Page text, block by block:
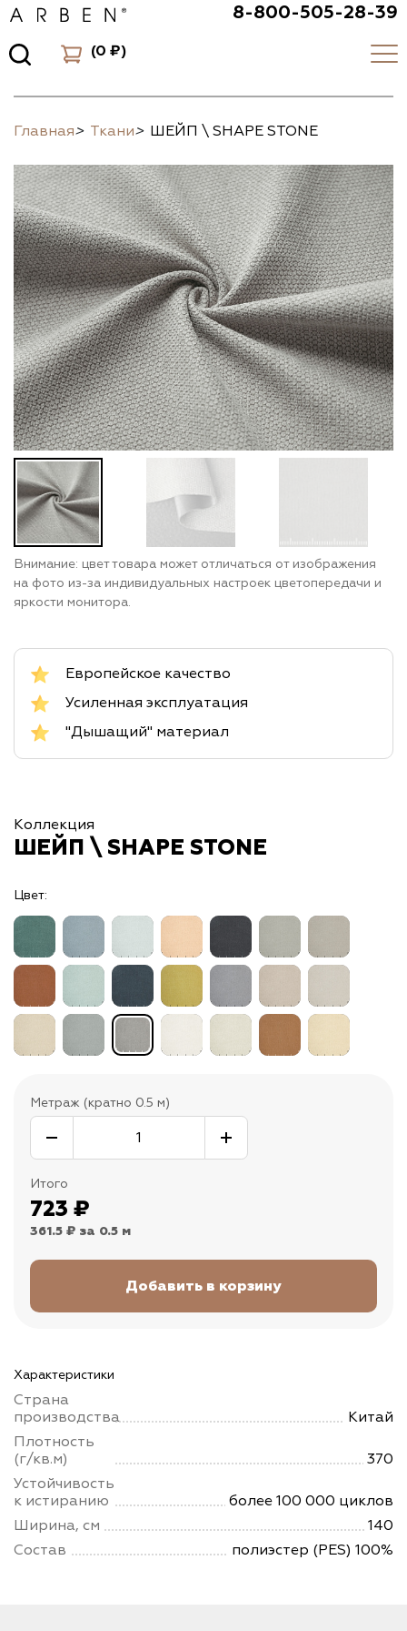
8-800-505-28-39
(0 ₽)
Главная> Ткани> ШЕЙП \ SHAPE STONE
Внимание: цвет товара может отличаться от изображения
на фото из-за индивидуальных настроек цветопередачи и
яркости монитора.
Европейское качество
Усиленная эксплуатация
"Дышащий" материал
Коллекция
ШЕЙП \ SHAPE STONE
Цвет:
Метраж (кратно 0.5 м)
Итого
723 ₽
361.5 ₽ за 0.5 м
Характеристики
Страна
производства
Китай
Плотность
(г/кв.м)
370
Устойчивость
к истиранию
более 100 000 циклов
Ширина, см
140
Состав
полиэстер (PES) 100%